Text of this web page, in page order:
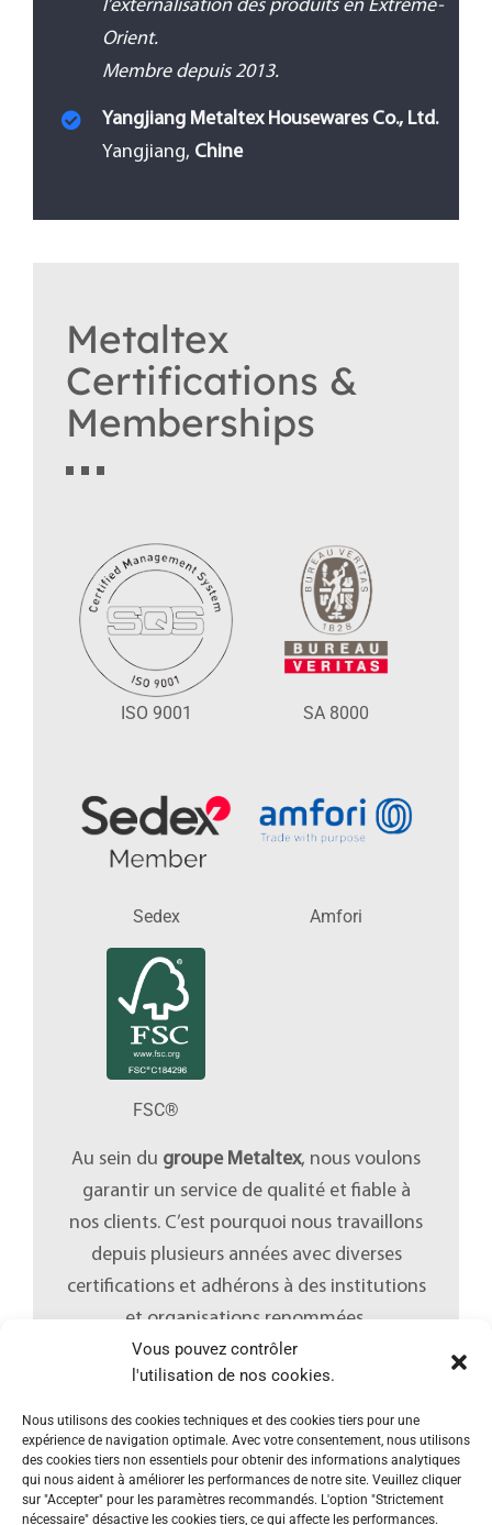
Vous pouvez contrôler
l'utilisation de nos cookies.
Nous utilisons des cookies techniques et des cookies tiers pour une
expérience de navigation optimale. Avec votre consentement, nous utilisons
des cookies tiers non essentiels pour obtenir des informations analytiques
qui nous aident à améliorer les performances de notre site. Veuillez cliquer
sur "Accepter" pour les paramètres recommandés. L'option "Strictement
nécessaire" désactive les cookies tiers, ce qui affecte les performances.
l’externalisation des produits en Extrême-
Orient.
Membre depuis 2013.
Yangjiang Metaltex Housewares Co., Ltd.
Yangjiang, Chine
Metaltex
Certifications &
Memberships
ISO 9001 SA 8000
FSC®
Sedex Amfori
Au sein du groupe Metaltex, nous voulons
garantir un service de qualité et fiable à
nos clients. C’est pourquoi nous travaillons
depuis plusieurs années avec diverses
certifications et adhérons à des institutions
et organisations renommées.